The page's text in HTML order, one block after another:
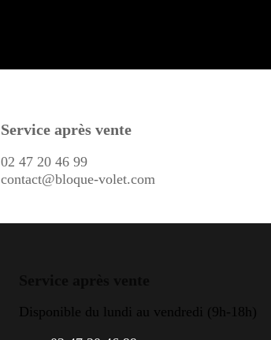
Service après vente
02 47 20 46 99
contact@bloque-volet.com
Disponible du lundi au vendredi (9h-18h)